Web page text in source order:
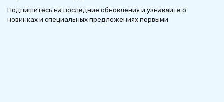
Подпишитесь на последние обновления и узнавайте о
новинках и специальных предложениях первыми